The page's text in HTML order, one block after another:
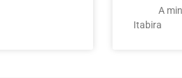
A
Itabira